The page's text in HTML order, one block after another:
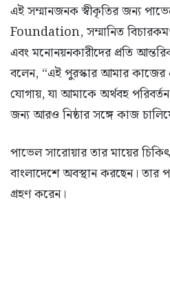
এই সম্মানজনক স্বীকৃতির জন্য
Foundation, সম্মানিত
এবং মনোনয়নকারীদের প্রতি
বলেন, “এই পুরস্কার আমার কাজের
যোগায়, যা আমাকে অর্থবহ
জন্য আরও নিষ্ঠার সঙ্গে কাজ
পাভেল সারোয়ার তার মায়ের
বাংলাদেশে অবস্থান করছেন। তার
গ্রহণ করেন।